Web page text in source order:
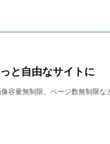
と自由なサイトに
容量無制限、ページ数無制限な